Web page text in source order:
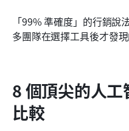
「99% 準確度」的行銷
多團隊在選擇工具後才發
8 個頂尖的人
比較